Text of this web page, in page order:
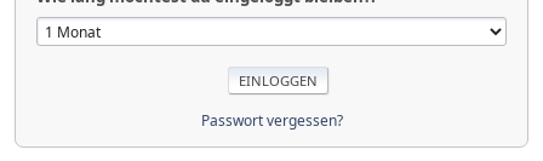
Passwort vergessen?